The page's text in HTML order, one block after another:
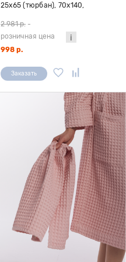
25х65 (тюрбан), 70х140,
2 981 р. -
розничная цена
998 р.
Заказать